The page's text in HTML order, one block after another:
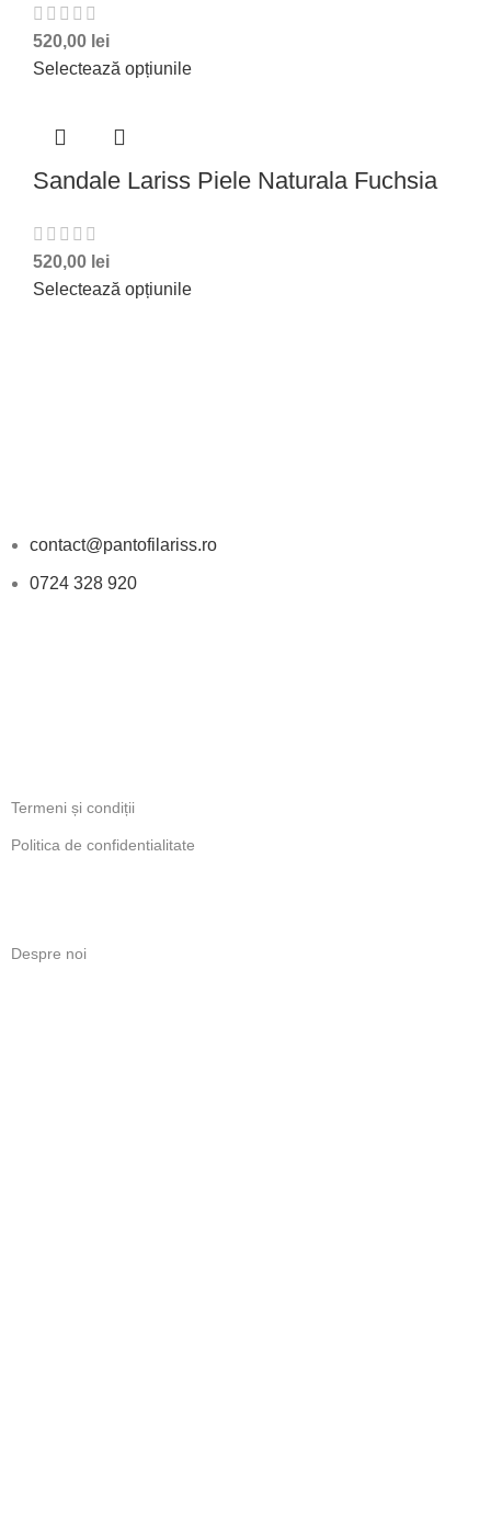
520,00 lei
Selectează opțiunile
Sandale Lariss Piele Naturala Fuchsia
520,00 lei
Selectează opțiunile
contact@pantofilariss.ro
0724 328 920
Termeni și condiții
Politica de confidentialitate
Despre noi